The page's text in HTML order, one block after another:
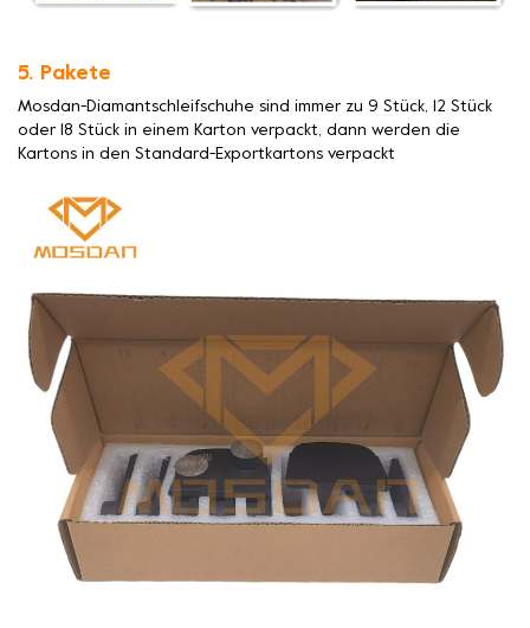
5. Pakete
Mosdan-Diamantschleifschuhe sind immer zu 9 Stück, 12 Stück
oder 18 Stück in einem Karton verpackt, dann werden die
Kartons in den Standard-Exportkartons verpackt